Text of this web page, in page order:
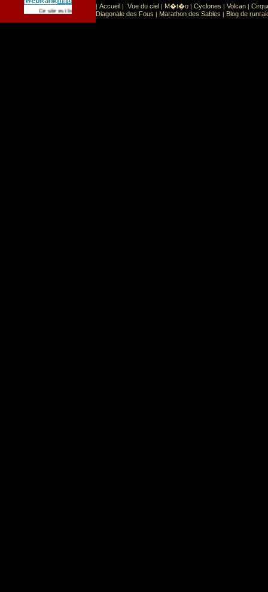
Ce site est list� dans la cat�gorie Sport: Sports extr�mes
| Accueil | Vue du ciel | M�t�o | Cyclones | Volcan |
Diagonale des Fous | Marathon des Sables | Blog de